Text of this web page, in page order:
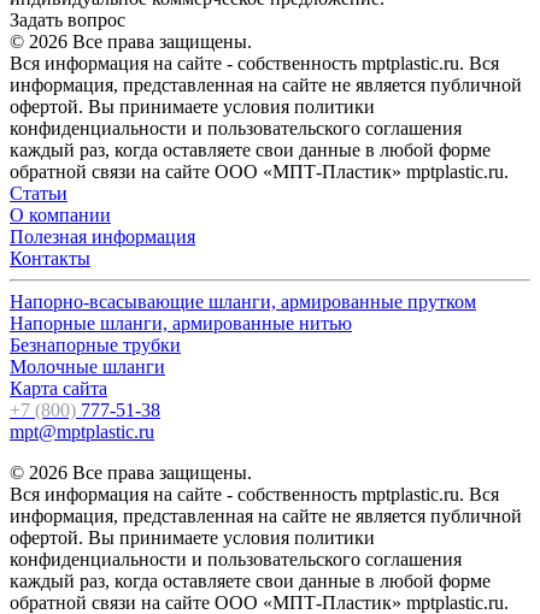
Задать вопрос
© 2026 Все права защищены.
Вся информация на сайте - собственность mptplastic.ru. Вся
информация, представленная на сайте не является публичной
офертой. Вы принимаете условия политики
конфиденциальности и пользовательского соглашения
каждый раз, когда оставляете свои данные в любой форме
обратной связи на сайте ООО «МПТ-Пластик» mptplastic.ru.
Статьи
О компании
Полезная информация
Контакты
Напорно-всасывающие шланги, армированные прутком
Напорные шланги, армированные нитью
Безнапорные трубки
Молочные шланги
Карта сайта
+7 (800) 777-51-38
mpt@mptplastic.ru
© 2026 Все права защищены.
Вся информация на сайте - собственность mptplastic.ru. Вся
информация, представленная на сайте не является публичной
офертой. Вы принимаете условия политики
конфиденциальности и пользовательского соглашения
каждый раз, когда оставляете свои данные в любой форме
обратной связи на сайте ООО «МПТ-Пластик» mptplastic.ru.